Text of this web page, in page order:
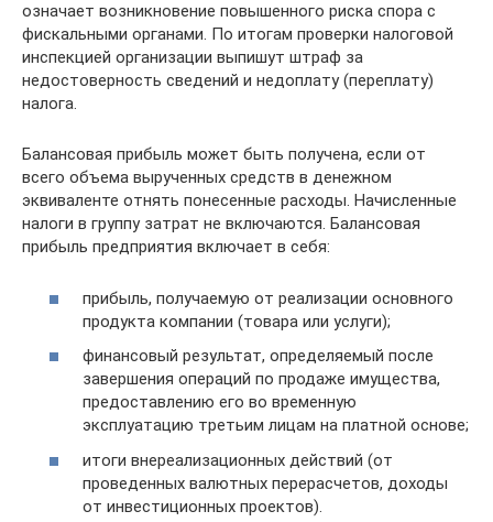
означает возникновение повышенного риска спора с
фискальными органами. По итогам проверки налоговой
инспекцией организации выпишут штраф за
недостоверность сведений и недоплату (переплату)
налога.
Балансовая прибыль может быть получена, если от
всего объема вырученных средств в денежном
эквиваленте отнять понесенные расходы. Начисленные
налоги в группу затрат не включаются. Балансовая
прибыль предприятия включает в себя:
прибыль, получаемую от реализации основного
продукта компании (товара или услуги);
финансовый результат, определяемый после
завершения операций по продаже имущества,
предоставлению его во временную
эксплуатацию третьим лицам на платной основе;
итоги внереализационных действий (от
проведенных валютных перерасчетов, доходы
от инвестиционных проектов).